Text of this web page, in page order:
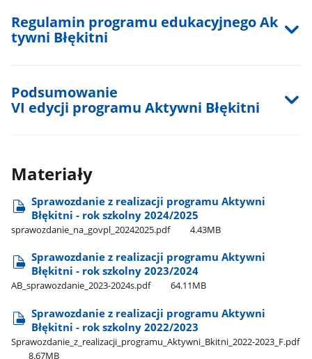
Regulamin programu edukacyjnego Ak
tywni Błękitni
Podsumowanie
VI edycji programu Aktywni Błękitni
Materiały
Sprawozdanie z realizacji programu Aktywni
Błękitni - rok szkolny 2024/2025
sprawozdanie​_na​_govpl​_20242025.pdf 4.43MB
Sprawozdanie z realizacji programu Aktywni
Błękitni - rok szkolny 2023/2024
AB​_sprawozdanie​_2023-2024s.pdf 64.11MB
Sprawozdanie z realizacji programu Aktywni
Błękitni - rok szkolny 2022/2023
Sprawozdanie​_z​_realizacji​_programu​_Aktywni​_Bkitni​_2022-2023​_F.pdf
8.67MB